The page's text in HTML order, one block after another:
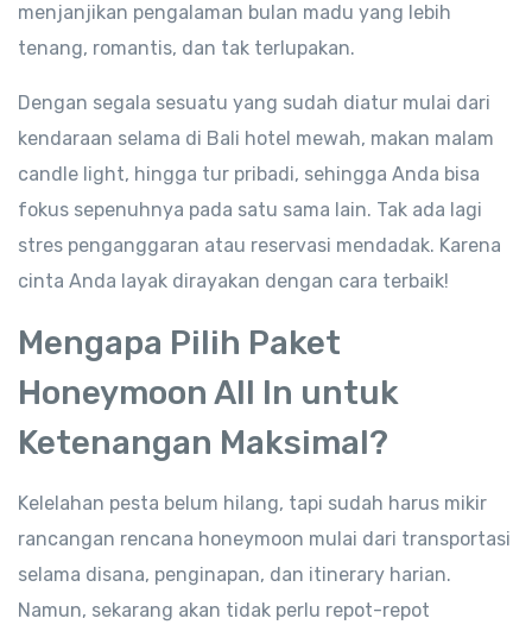
menjanjikan pengalaman bulan madu yang lebih
tenang, romantis, dan tak terlupakan.
Dengan segala sesuatu yang sudah diatur mulai dari
kendaraan selama di Bali hotel mewah, makan malam
candle light, hingga tur pribadi, sehingga Anda bisa
fokus sepenuhnya pada satu sama lain. Tak ada lagi
stres penganggaran atau reservasi mendadak. Karena
cinta Anda layak dirayakan dengan cara terbaik!
Mengapa Pilih Paket
Honeymoon All In untuk
Ketenangan Maksimal?
Kelelahan pesta belum hilang, tapi sudah harus mikir
rancangan rencana honeymoon mulai dari transportasi
selama disana, penginapan, dan itinerary harian.
Namun, sekarang akan tidak perlu repot-repot